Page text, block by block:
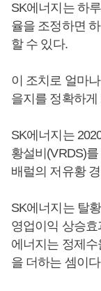
SK에너지는 하
율을 조정하면
할 수 있다.
이 조치로 얼마
을지를 정확하
SK에너지는
황설비(VRDS)
배럴의 저유황
SK에너지는 탈
영업이익 상승
에너지는 정제
을 더하는 셈이